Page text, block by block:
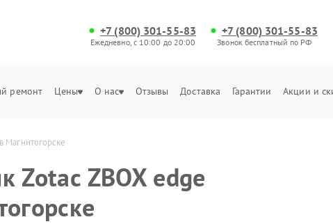
+7 (800) 301-55-83
Ежедневно, с 10:00 до 20:00
+7 (800) 301-55-83
Звонок бесплатный по РФ
ремонт Цены О нас Отзывы Доставка Гарантии Акции и
Магнитогорске
Zotac ZBOX edge